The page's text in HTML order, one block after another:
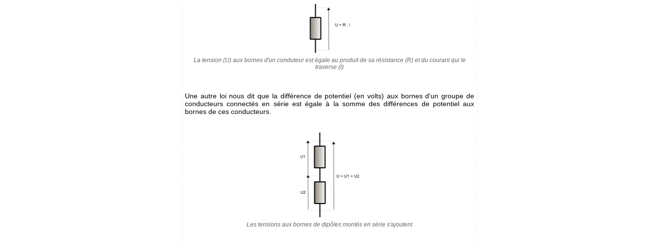
La tension (U) aux bornes d'un conduteur est égale au produit de sa résistance (R) et du courant qui le
traverse (I)
Une autre loi nous dit que la différence de potentiel (en volts) aux bornes d'un groupe de
conducteurs connectés en série est égale à la somme des différences de potentiel aux
bornes de ces conducteurs.
Les tensions aux bornes de dipôles montés en série s'ajoutent